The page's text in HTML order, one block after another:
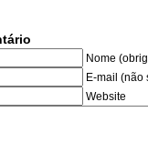
Nome
E-mail (não
Website